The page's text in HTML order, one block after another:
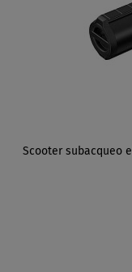
Scooter subacqueo